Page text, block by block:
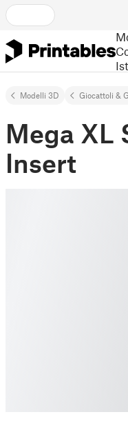
Modelli 3D Giocattoli &
Mega XL
Insert